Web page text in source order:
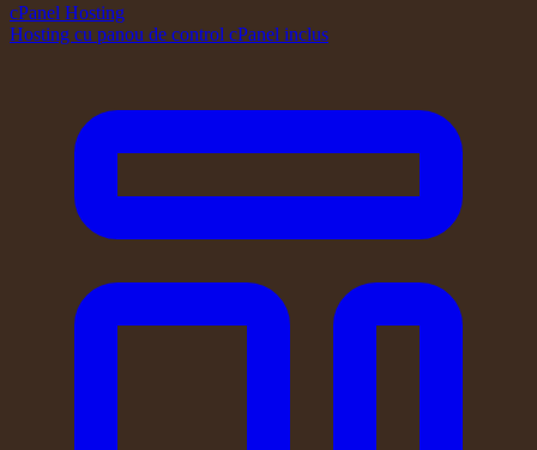
cPanel Hosting
Hosting cu panou de control cPanel inclus